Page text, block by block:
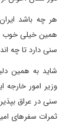
هر چه باشد
همین خیلی خوب
سنی دارد تا چه
شاید به همین
وزیر امور خارجه
سنی در عراق
ثمرات سفرهای